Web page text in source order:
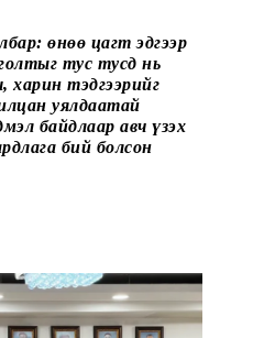
өнөө цагт эдгээр
тус тусд нь
харин тэдгээрийг
уялдаатай
байдлаар авч үзэх
бий болсон